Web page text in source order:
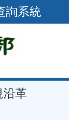
詢系統
沿革